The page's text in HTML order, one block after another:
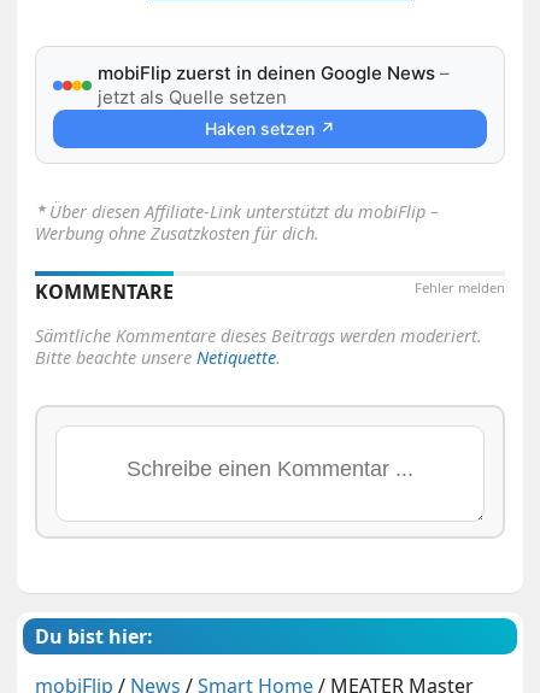
mobiFlip zuerst in deinen Google News –
jetzt als Quelle setzen
Haken setzen ↗
⋆ Über diesen Affiliate-Link unterstützt du mobiFlip –
Werbung ohne Zusatzkosten für dich.
Fehler melden
KOMMENTARE
Sämtliche Kommentare dieses Beitrags werden moderiert.
Bitte beachte unsereNetiquette.
Du bist hier:
mobiFlip / News /Smart Home/ MEATER Master